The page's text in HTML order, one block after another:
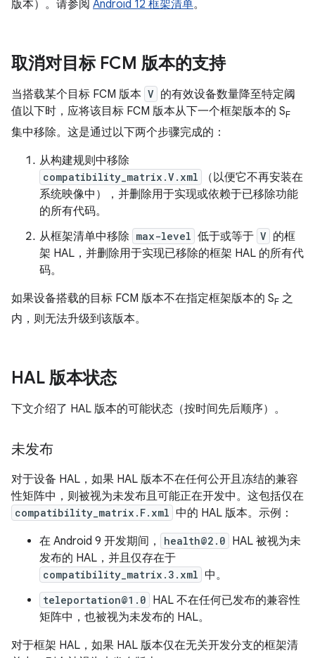
版本）。请参阅 Android 12 框架清单。
取消对目标 FCM 版本的支持
当搭载某个目标 FCM 版本 V 的有效设备数量降至特定阈
值以下时，应将该目标 FCM 版本从下一个框架版本的 SF
集中移除。这是通过以下两个步骤完成的：
从构建规则中移除
compatibility_matrix.V.xml
（以便它不再安装在
系统映像中），并删除用于实现或依赖于已移除功能
的所有代码。
从框架清单中移除 max-level 低于或等于 V 的框
架 HAL，并删除用于实现已移除的框架 HAL 的所有代
码。
如果设备搭载的目标 FCM 版本不在指定框架版本的 SF 之
内，则无法升级到该版本。
HAL 版本状态
下文介绍了 HAL 版本的可能状态（按时间先后顺序）。
未发布
对于设备 HAL，如果 HAL 版本不在任何公开且冻结的兼容
性矩阵中，则被视为未发布且可能正在开发中。这包括仅在
compatibility_matrix.F.xml 中的 HAL 版本。示例：
在 Android 9 开发期间，
health@2.0 HAL 被视为未
发布的 HAL，并且仅存在于
compatibility_matrix.3.xml 中。
teleportation@1.0 HAL 不在任何已发布的兼容性
矩阵中，也被视为未发布的 HAL。
对于框架 HAL，如果 HAL 版本仅在无关开发分支的框架清